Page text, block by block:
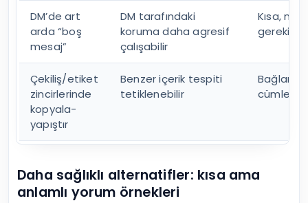
DM’de art
arda “boş
mesaj”
DM tarafındaki
koruma daha agresif
çalışabilir
Kısa, net
Çekiliş/etiket
zincirlerinde
kopyala-
yapıştır
Benzer içerik tespiti
tetiklenebilir
Bağlama
cümleler
Daha sağlıklı alternatifler: kısa ama
anlamlı yorum örnekleri